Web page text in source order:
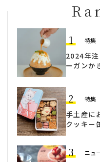
1 特集
2024年
ーガンか
2 特集
手土産に
クッキー
3 ニュ